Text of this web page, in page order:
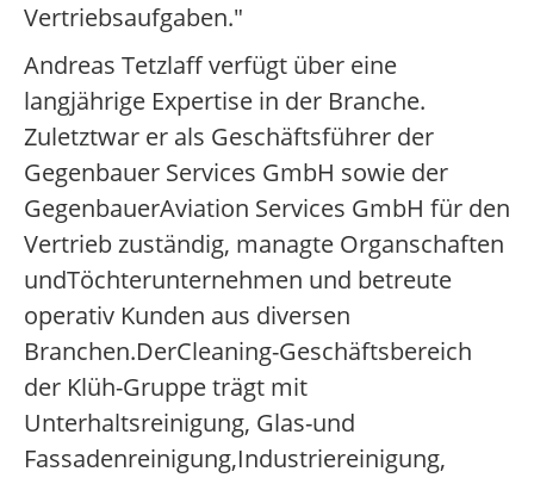
Vertriebsaufgaben."
Andreas Tetzlaff verfügt über eine
langjährige Expertise in der Branche.
Zuletztwar er als Geschäftsführer der
Gegenbauer Services GmbH sowie der
GegenbauerAviation Services GmbH für den
Vertrieb zuständig, managte Organschaften
undTöchterunternehmen und betreute
operativ Kunden aus diversen
Branchen.DerCleaning-Geschäftsbereich
der Klüh-Gruppe trägt mit
Unterhaltsreinigung, Glas-und
Fassadenreinigung,Industriereinigung,